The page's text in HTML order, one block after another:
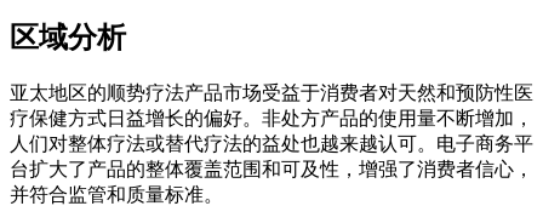
区域分析
亚太地区的顺势疗法产品市场受益于消费者对天然和预防性医
疗保健方式日益增长的偏好。非处方产品的使用量不断增加，
人们对整体疗法或替代疗法的益处也越来越认可。电子商务平
台扩大了产品的整体覆盖范围和可及性，增强了消费者信心，
并符合监管和质量标准。